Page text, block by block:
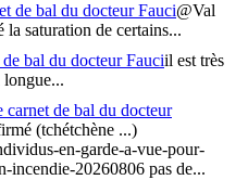
de bal du docteur Fauci@Val
saturation de certains...
bal du docteur Fauciil est très
longue...
carnet de bal du docteur
(tchétchène ...)
en-garde-a-vue-pour-
incendie-20260806 pas de...